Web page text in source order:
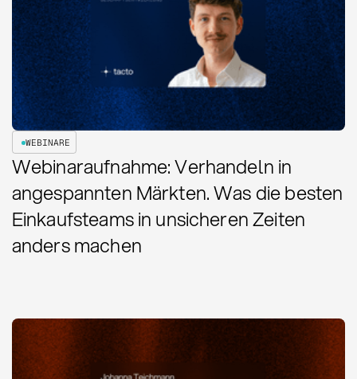
WEBINARE
Webinaraufnahme: Verhandeln in
angespannten Märkten. Was die besten
Einkaufsteams in unsicheren Zeiten
anders machen